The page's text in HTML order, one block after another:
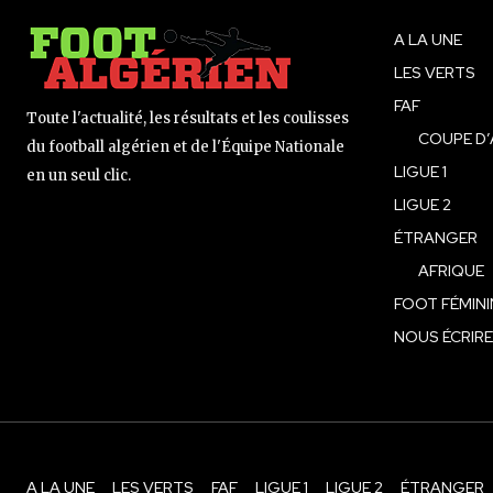
Toute l'actualité, les résultats et les coulisses
du football algérien et de l'Équipe Nationale
en un seul clic.
A LA UNE
LES VERTS
FAF
COUPE
LIGUE 1
LIGUE 2
ÉTRANGER
AFRIQUE
FOOT
NOUS ÉCRIRE
A LA UNE LES VERTS FAF LIGUE 1 LIGUE 2 ÉTRANGER